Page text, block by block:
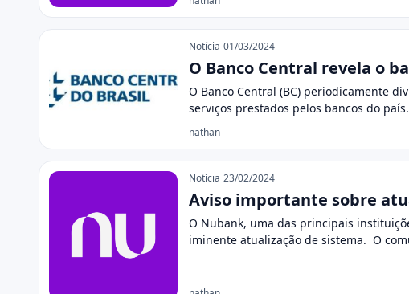
Notícia 01/03/2024
O Banco Central revela o
O Banco Central (BC) periodicamente
serviços prestados pelos bancos do
nathan
Notícia 23/02/2024
Aviso importante sobre
O Nubank, uma das principais
iminente atualização de sistema. O